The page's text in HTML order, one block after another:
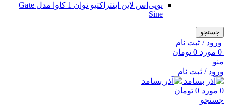
یو‌پی‌اس لاین اینتراکتیو توان 1 کاوا مدل Gate
Sine
جستجو
ورود / ثبت نام
0 مورد 0 تومان
منو
ورود / ثبت نام
0 مورد 0 تومان
جستجو